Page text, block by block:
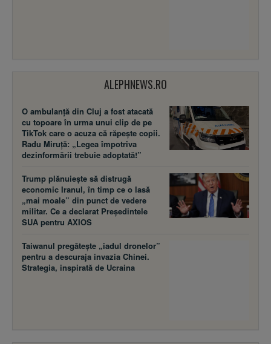
ALEPHNEWS.RO
O ambulanță din Cluj a fost atacată
cu topoare în urma unui clip de pe
TikTok care o acuza că răpește copii.
Radu Miruță: „Legea împotriva
dezinformării trebuie adoptată!”
Trump plănuiește să distrugă
economic Iranul, în timp ce o lasă
„mai moale” din punct de vedere
militar. Ce a declarat Președintele
SUA pentru AXIOS
Taiwanul pregătește „iadul dronelor”
pentru a descuraja invazia Chinei.
Strategia, inspirată de Ucraina